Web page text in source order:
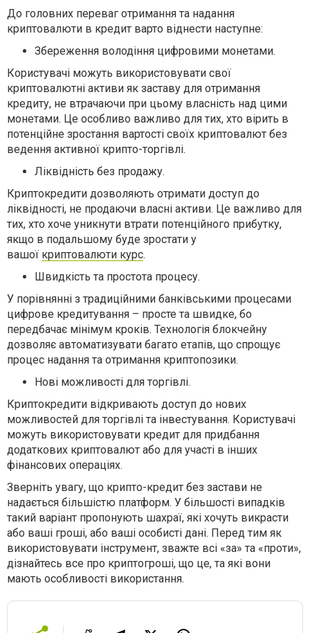
До головних переваг отримання та надання
криптовалюти в кредит варто віднести наступне:
Збереження володіння цифровими монетами.
Користувачі можуть використовувати свої
криптовалютні активи як заставу для отримання
кредиту, не втрачаючи при цьому власність над цими
монетами. Це особливо важливо для тих, хто вірить в
потенційне зростання вартості своїх криптовалют без
ведення активної крипто-торгівлі.
Ліквідність без продажу.
Криптокредити дозволяють отримати доступ до
ліквідності, не продаючи власні активи. Це важливо для
тих, хто хоче уникнути втрати потенційного прибутку,
якщо в подальшому буде зростати у
вашої криптовалюти курс.
Швидкість та простота процесу.
У порівнянні з традиційними банківськими процесами
цифрове кредитування – просте та швидке, бо
передбачає мінімум кроків. Технологія блокчейну
дозволяє автоматизувати багато етапів, що спрощує
процес надання та отримання криптопозики.
Нові можливості для торгівлі.
Криптокредити відкривають доступ до нових
можливостей для торгівлі та інвестування. Користувачі
можуть використовувати кредит для придбання
додаткових криптовалют або для участі в інших
фінансових операціях.
Зверніть увагу, що крипто-кредит без застави не
надається більшістю платформ. У більшості випадків
такий варіант пропонують шахраї, які хочуть викрасти
або ваші гроші, або ваші особисті дані. Перед тим як
використовувати інструмент, зважте всі «за» та «проти»,
дізнайтесь все про криптогроші, що це, та які вони
мають особливості використання.